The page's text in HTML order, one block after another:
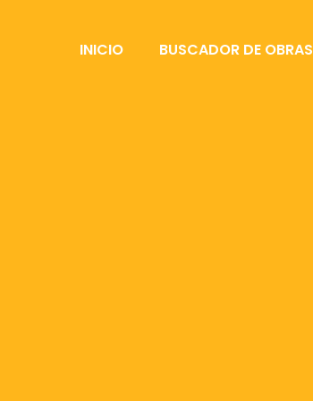
INICIO BUSCADOR DE OBRAS